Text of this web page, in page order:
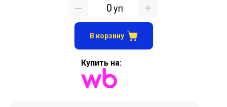
уп
В корзину
Купить на: